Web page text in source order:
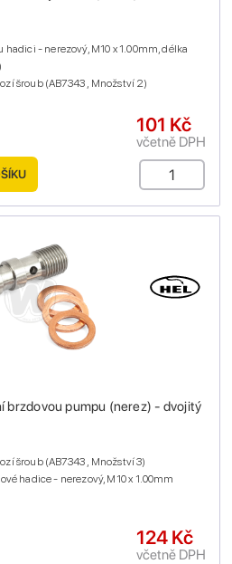
- nerezový, M10 x 1.00mm, délka
šroub (AB7343 , Množství 2)
101 Kč
včetně DPH
brzdovou pumpu (nerez) - dvojitý
šroub (AB7343 , Množství 3)
hadice - nerezový, M10 x 1.00mm
124 Kč
včetně DPH